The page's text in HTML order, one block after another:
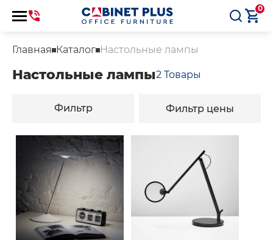
0
Главная Каталог Настольные лампы
Настольные лампы2 Товары
Фильтр Фильтр цены